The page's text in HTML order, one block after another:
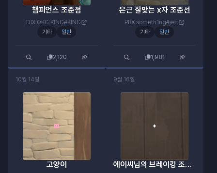
챔피언스 조준점
DIX OKG KING#KING
기타
일반
2,120
은근 잘맞는 x자 조준선
PRX someth1ng#jett
기타
일반
1,981
10월 14일
고양이
9월 16일
에이씨님의 브레이킹 조준선